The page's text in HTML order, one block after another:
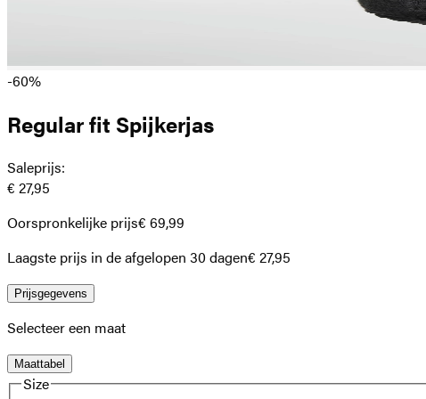
-60%
Regular fit Spijkerjas
Saleprijs:
€ 27,95
Oorspronkelijke prijs€ 69,99
Laagste prijs in de afgelopen 30 dagen€ 27,95
Prijsgegevens
Selecteer een maat
Maattabel
Size